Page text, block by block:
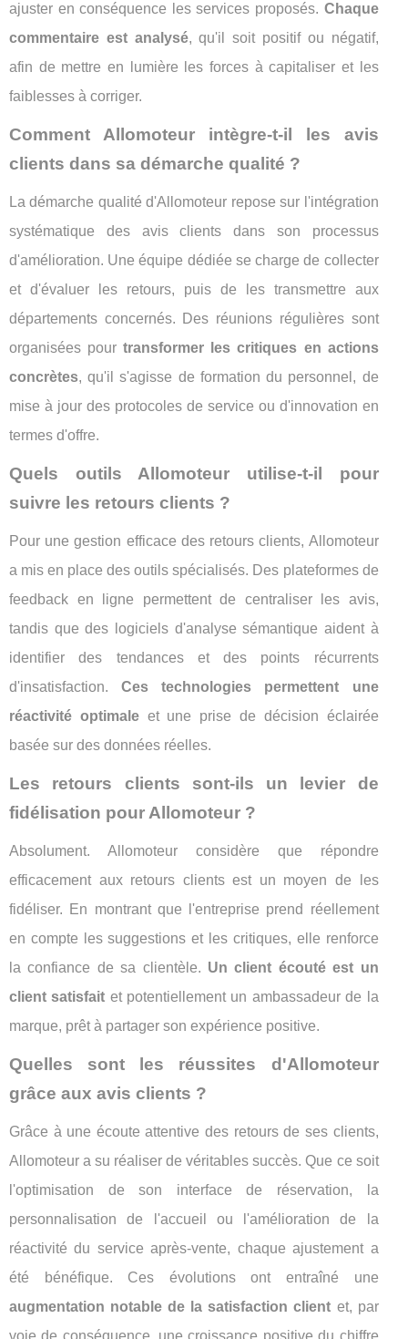
ajuster en conséquence les services proposés. Chaque
commentaire est analysé, qu'il soit positif ou négatif,
afin de mettre en lumière les forces à capitaliser et les
faiblesses à corriger.
Comment Allomoteur intègre-t-il les avis
clients dans sa démarche qualité ?
La démarche qualité d'Allomoteur repose sur l'intégration
systématique des avis clients dans son processus
d'amélioration. Une équipe dédiée se charge de collecter
et d'évaluer les retours, puis de les transmettre aux
départements concernés. Des réunions régulières sont
organisées pourtransformer les critiques en actions
concrètes, qu'il s'agisse de formation du personnel, de
mise à jour des protocoles de service ou d'innovation en
termes d'offre.
Quels outils Allomoteur utilise-t-il pour
suivre les retours clients ?
Pour une gestion efficace des retours clients, Allomoteur
a mis en place des outils spécialisés. Des plateformes de
feedback en ligne permettent de centraliser les avis,
tandis que des logiciels d'analyse sémantique aident à
identifier des tendances et des points récurrents
d'insatisfaction.Ces technologies permettent une
réactivité optimaleet une prise de décision éclairée
basée sur des données réelles.
Les retours clients sont-ils un levier de
fidélisation pour Allomoteur ?
Absolument. Allomoteur considère que répondre
efficacement aux retours clients est un moyen de les
fidéliser. En montrant que l'entreprise prend réellement
en compte les suggestions et les critiques, elle renforce
la confiance de sa clientèle. Un client écouté est un
client satisfait et potentiellement un ambassadeur de la
marque, prêt à partager son expérience positive.
Quelles sont les réussites d'Allomoteur
grâce aux avis clients ?
Grâce à une écoute attentive des retours de ses clients,
Allomoteur a su réaliser de véritables succès. Que ce soit
l'optimisation de son interface de réservation, la
personnalisation de l'accueil ou l'amélioration de la
réactivité du service après-vente, chaque ajustement a
été bénéfique. Ces évolutions ont entraîné une
augmentation notable de la satisfaction client et, par